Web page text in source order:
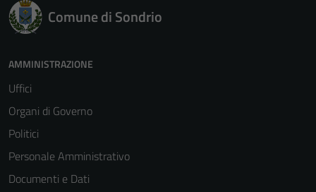
Comune di Sondrio
AMMINISTRAZIONE
Uffici
Organi di Governo
Politici
Personale Amministrativo
Documenti e Dati